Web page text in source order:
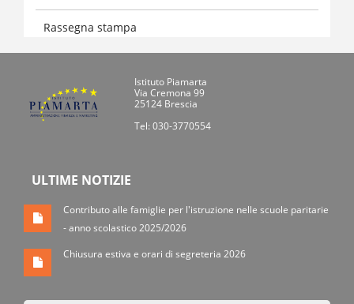
Rassegna stampa
Istituto Piamarta
Via Cremona 99
25124 Brescia
Tel: 030-3770554
ULTIME NOTIZIE
Contributo alle famiglie per l'istruzione nelle scuole paritarie
- anno scolastico 2025/2026
Chiusura estiva e orari di segreteria 2026